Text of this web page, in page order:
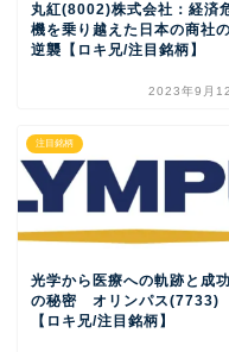
丸紅(8002)株式会社：経済
機を乗り越えた日本の商社の
逆襲【ロキ兄/注目銘柄】
2023年9月
注目銘柄
光学から医療への軌跡と成功
の秘密 オリンパス(7733)
【ロキ兄/注目銘柄】